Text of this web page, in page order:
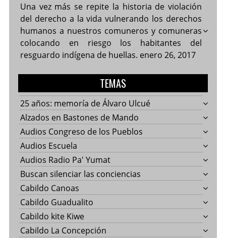
Una vez más se repite la historia de violación
del derecho a la vida vulnerando los derechos
humanos a nuestros comuneros y comuneras
colocando en riesgo los habitantes del
resguardo indígena de huellas. enero 26, 2017
TEMAS
25 años: memoría de Álvaro Ulcué
Alzados en Bastones de Mando
Audios Congreso de los Pueblos
Audios Escuela
Audios Radio Pa' Yumat
Buscan silenciar las conciencias
Cabildo Canoas
Cabildo Guadualito
Cabildo kite Kiwe
Cabildo La Concepción